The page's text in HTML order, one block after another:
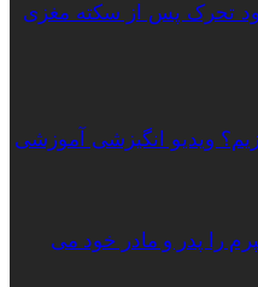
تحرک پس از سکته مغزی
ویدیو انگیزشی آموزشی